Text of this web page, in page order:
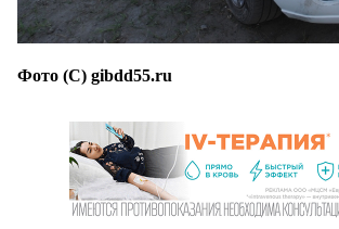
Фото (С) gibdd55.ru